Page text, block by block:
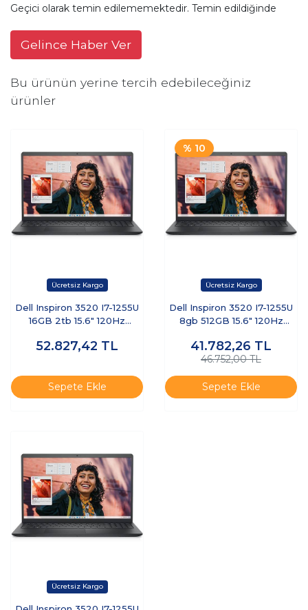
Geçici olarak temin edilememektedir. Temin edildiğinde
Gelince Haber Ver
Bu ürünün yerine tercih edebileceğiniz
ürünler
Dell Inspiron 3520 I7-1255U
16GB 2tb 15.6" 120Hz
Taşınabilir Bilgisayar
52.827,42 TL
Sepete Ekle
% 10
Dell Inspiron 3520 I7-1255U
8gb 512GB 15.6" 120Hz
Taşınabilir Bilgisayar
41.782,26 TL
46.752,00 TL
Sepete Ekle